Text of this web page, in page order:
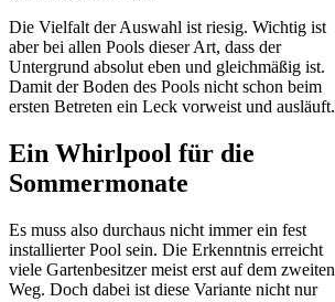
Die Vielfalt der Auswahl ist riesig. Wichtig ist
aber bei allen Pools dieser Art, dass der
Untergrund absolut eben und gleichmäßig ist.
Damit der Boden des Pools nicht schon beim
ersten Betreten ein Leck vorweist und ausläuft.
Ein Whirlpool für die
Sommermonate
Es muss also durchaus nicht immer ein fest
installierter Pool sein. Die Erkenntnis erreicht
viele Gartenbesitzer meist erst auf dem zweiten
Weg. Doch dabei ist diese Variante nicht nur